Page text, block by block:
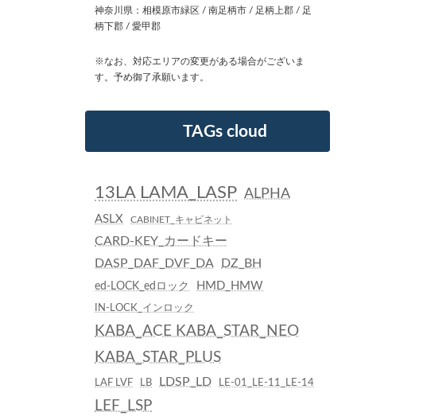
神奈川県：相模原市緑区 / 南足柄市 / 足柄上郡 / 足
柄下郡 / 愛甲郡
※なお、対応エリアの変更がある場合がございま
す。予め御了承願います。
TAGs cloud
13LA LAMA_LASP ALPHA
ASLX CABINET_キャビネット
CARD-KEY_カードキー
DASP_DAF_DVF_DA
DZ_BH
ed-LOCK_edロック HMD_HMW
IN-LOCK_インロック
KABA_ACE KABA_STAR_NEO
KABA_STAR_PLUS
LAF LVF LB LDSP_LD LE-01_LE-11_LE-14
LEF_LSP